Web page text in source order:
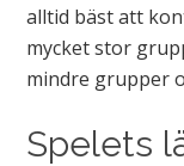
alltid bäst att
mycket stor
mindre grupper
Spelets